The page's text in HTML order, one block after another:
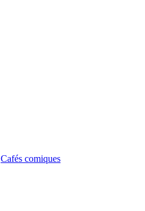
Cafés comiques